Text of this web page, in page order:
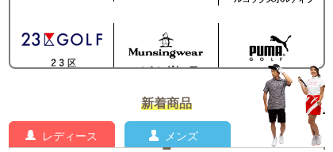
新着商品
レディース メンズ